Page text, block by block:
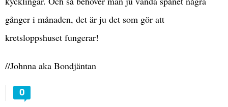
gånger i månaden, det är ju det som gör att
kretsloppshuset fungerar!
//Johnna aka Bondjäntan
0